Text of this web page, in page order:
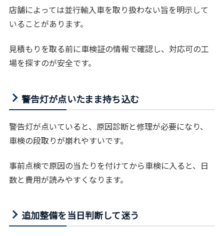
店舗によっては並行輸入車を取り扱わない旨を明示して
いることがあります。
見積もりを取る前に車検証の情報で確認し、対応可の工
場を探すのが安全です。
警告灯が点いたまま持ち込む
警告灯が点いていると、原因診断と修理が必要になり、
車検の段取りが崩れやすいです。
事前点検で原因の当たりを付けてから車検に入ると、日
数と費用が読みやすくなります。
追加整備を当日判断して迷う